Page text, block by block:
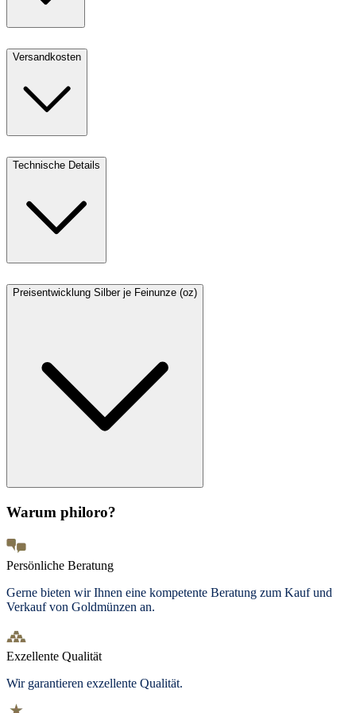
Versandkosten
Technische Details
Preisentwicklung Silber je Feinunze (oz)
Warum philoro?
Persönliche Beratung
Gerne bieten wir Ihnen eine kompetente Beratung zum Kauf und
Verkauf von Goldmünzen an.
Exzellente Qualität
Wir garantieren exzellente Qualität.